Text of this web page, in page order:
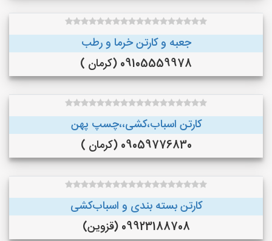
جعبه و کارتن خرما و رطب
09105559978 (کرمان )
کارتن اسباب،کشی،،چسپ پهن
09059776830 (کرمان )
کارتن بسته بندی و اسباب‌کشی
09923188708 (قزوین)